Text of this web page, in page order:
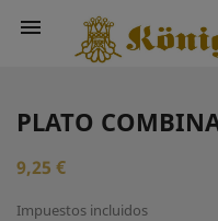

PLATO
9,25 €
Impuestos incluidos